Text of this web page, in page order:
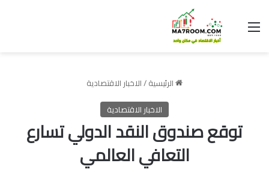
القائمة
الرئيسية/الاخبار الاقتصادية
الاخبار الاقتصادية
توقع صندوق النقد الدولي تسارع
التعافي العالمي